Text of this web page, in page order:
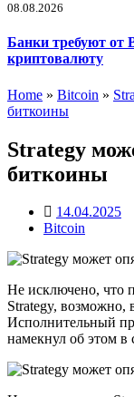
08.08.2026
Банки требуют от
криптовалюту
Home » Bitcoin »
биткоины
Strategy
биткоины
14.04.2025
Bitcoin
Не исключено, что
Strategy, возможно,
Исполнительный
намекнул об этом в